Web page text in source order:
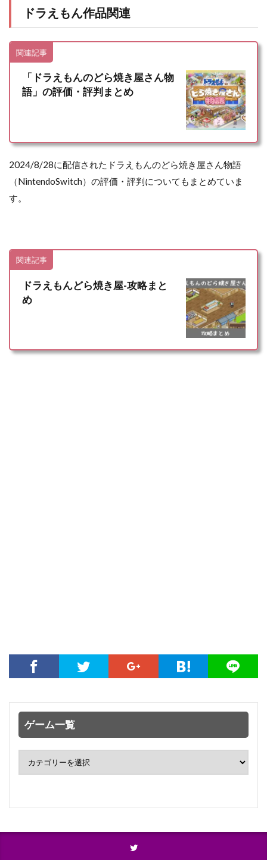
ドラえもん作品関連
関連記事
「ドラえもんのどら焼き屋さん物
語」の評価・評判まとめ
2024/8/28に配信されたドラえもんのどら焼き屋さん物語
（NintendoSwitch）の評価・評判についてもまとめていま
す。
関連記事
ドラえもんどら焼き屋-攻略まと
め
ゲーム一覧